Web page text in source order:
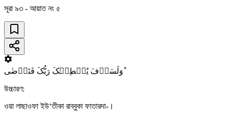
সূরা ৯৩ - আয়াত নং ৫
وَلَسَوۡفَ یُعۡطِیۡکَ رَبُّکَ فَتَرۡضٰی ؕ
উচ্চারণ:
ওয়া লাছাওফা ইউ‘তীকা রাব্বুকা ফাতারদা-।